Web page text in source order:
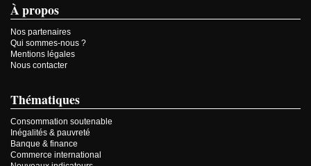
À propos
Nos partenaires
Qui sommes-nous ?
Mentions légales
Nous contacter
Thématiques
Consommation soutenable
Inégalités & pauvreté
Banque & finance
Commerce international